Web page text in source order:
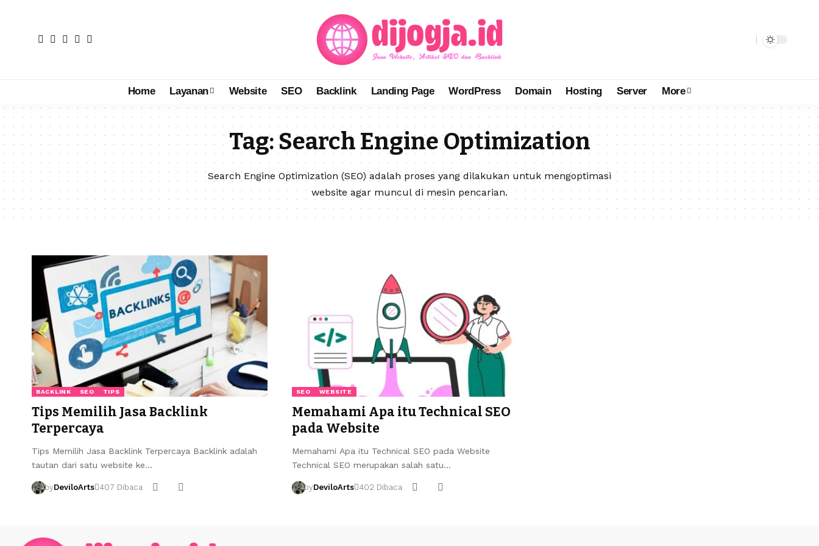
Home Layanan Website SEO Backlink Landing Page WordPress Domain Hosting Server More
Tag:Search Engine Optimization
Search Engine Optimization (SEO) adalah proses yang dilakukan untuk mengoptimasi
website agar muncul di mesin pencarian.
BACKLINK SEO TIPS
Tips Memilih Jasa Backlink
Terpercaya
Tips Memilih Jasa Backlink Terpercaya Backlink adalah
tautan dari satu website ke…
byDeviloArts 407 Dibaca
SEO WEBSITE
Memahami Apa itu Technical SEO
pada Website
Memahami Apa itu Technical SEO pada Website
Technical SEO merupakan salah satu…
byDeviloArts 402 Dibaca